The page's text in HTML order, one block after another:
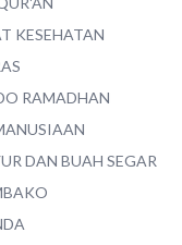
KESEHATAN
RAMADHAN
DAN BUAH SEGAR